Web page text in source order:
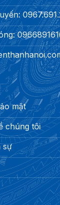
mật
chúng tôi
sự